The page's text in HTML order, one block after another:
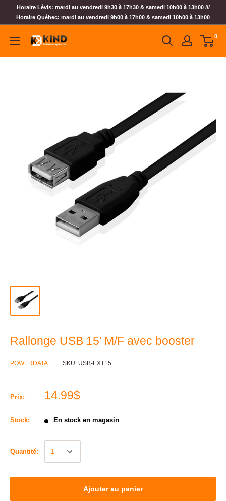
Horaire Lévis: mardi au vendredi 9h30 à 17h30 & samedi 10h00 à 13h00 ///
Horaire Québec: mardi au vendredi 9h00 à 17h00 & samedi 10h00 à 13h00
0
Rallonge USB 15' M/F avec booster
POWERDATA SKU: USB-EXT15
Prix: 14.99$
Stock: En stock en magasin
Quantité:
Ajouter au panier